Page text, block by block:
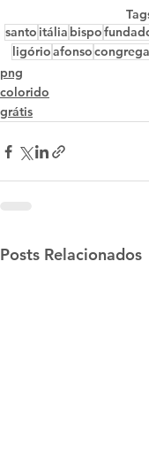
santo itália bispo
ligórioafonso
png
colorido
grátis
Posts Relacionados